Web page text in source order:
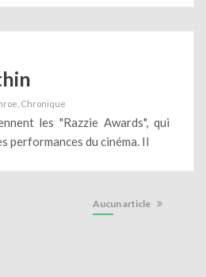
Chronique
les "Razzie Awards", qui
performances du cinéma. Il
Aucun article